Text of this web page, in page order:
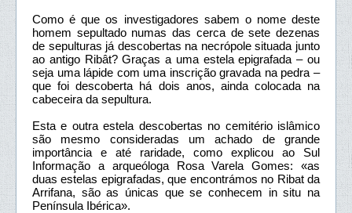
Como é que os investigadores sabem o nome deste
homem sepultado numas das cerca de sete dezenas
de sepulturas já descobertas na necrópole situada junto
ao antigo Ribât? Graças a uma estela epigrafada – ou
seja uma lápide com uma inscrição gravada na pedra –
que foi descoberta há dois anos, ainda colocada na
cabeceira da sepultura.
Esta e outra estela descobertas no cemitério islâmico
são mesmo consideradas um achado de grande
importância e até raridade, como explicou ao Sul
Informação a arqueóloga Rosa Varela Gomes: «as
duas estelas epigrafadas, que encontrámos no Ribat da
Arrifana, são as únicas que se conhecem in situ na
Península Ibérica».